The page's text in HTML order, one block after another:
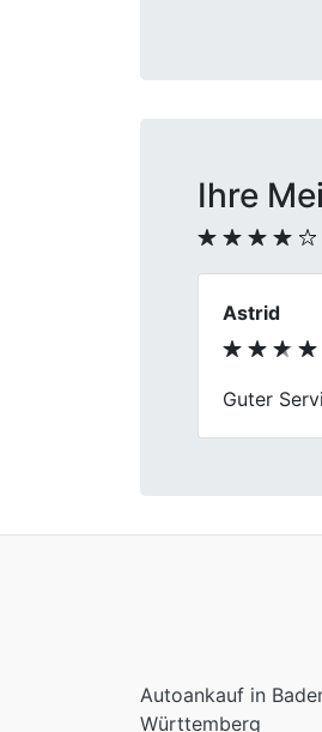
Ihre
Susanne
Vom
Autoankauf in